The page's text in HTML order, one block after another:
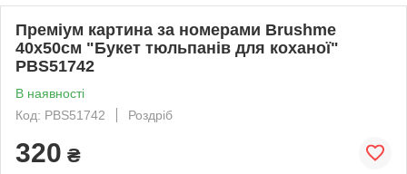
Преміум картина за номерами Brushme
40x50см "Букет тюльпанів для коханої"
PBS51742
В наявності
Код: PBS51742
Роздріб
320 ₴